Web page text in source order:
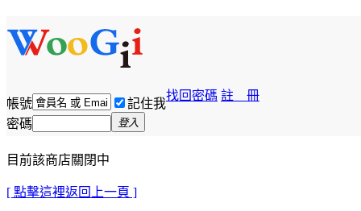
帳號 記住我
找回密碼 註 冊
密碼 登入
目前該商店關閉中
[ 點擊這裡返回上一頁 ]